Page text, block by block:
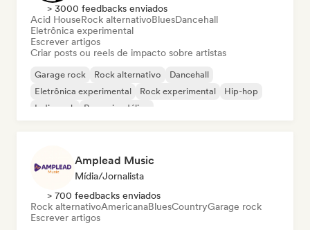
> 3000 feedbacks enviados
Acid HouseRock alternativoBluesDancehall
Eletrônica experimental
Escrever artigos
Criar posts ou reels de impacto sobre artistas
Garage rock Rock alternativo
Dancehall
Eletrônica experimental
Rock experimental
Hip-hop
Indie rock
Pop psicodélico
Amplead Music
Mídia/Jornalista
> 700 feedbacks enviados
Rock alternativoAmericanaBluesCountryGarage rock
Escrever artigos